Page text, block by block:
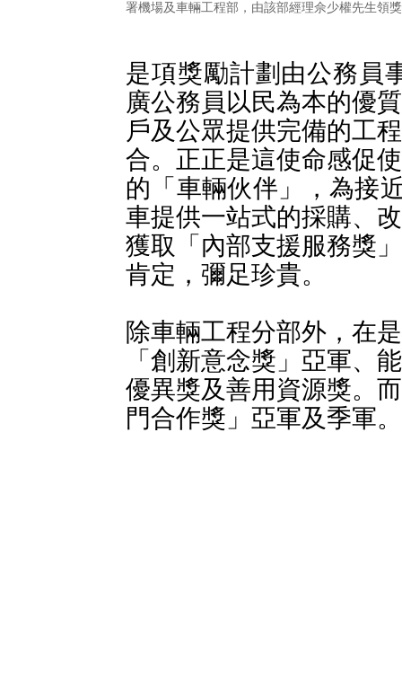
署機場及車輛工程部，由該部經理佘少權先生領
是項獎勵計劃由公務員
廣公務員以民為本的優
戶及公眾提供完備的工
合。正正是這使命感促
的「車輛伙伴」，為接
車提供一站式的採購、
獲取「內部支援服務獎
肯定，彌足珍貴。
除車輛工程分部外，在
「創新意念獎」亞軍、
優異獎及善用資源獎。
門合作獎」亞軍及季軍。